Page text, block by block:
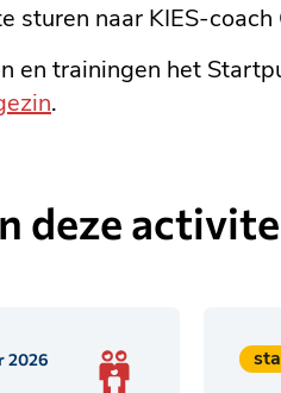
sturen naar KIES-coach
trainingen het
.
deze
2026